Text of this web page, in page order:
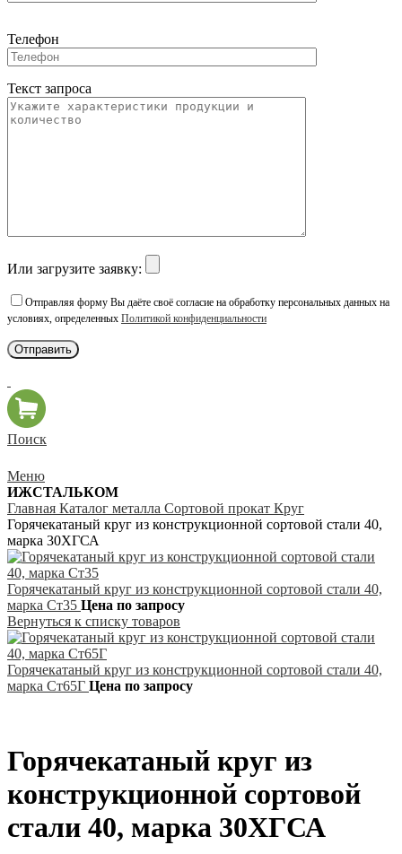
Телефон
Текст запроса
Или загрузите заявку:
Отправляя форму Вы даёте своё согласие на обработку персональных данных на
условиях, определенных Политикой конфиденциальности
Поиск
Меню
ИЖСТАЛЬКОМ
Главная Каталог металла Сортовой прокат Круг
Горячекатаный круг из конструкционной сортовой стали 40,
марка 30ХГСА
Горячекатаный круг из конструкционной сортовой стали 40,
марка Ст35 Цена по запросу
Вернуться к списку товаров
Горячекатаный круг из конструкционной сортовой стали 40,
марка Ст65Г Цена по запросу
Горячекатаный круг из
конструкционной сортовой
стали 40, марка 30ХГСА